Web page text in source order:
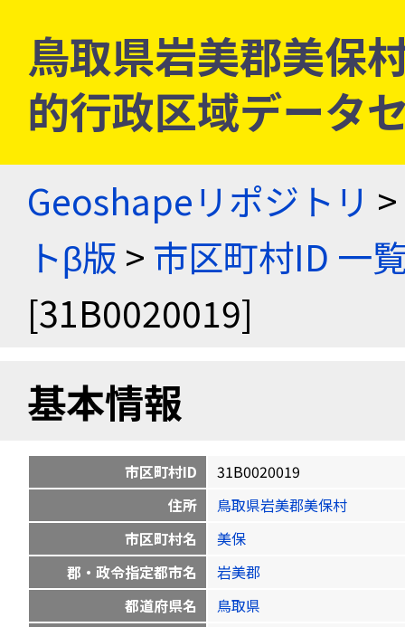
鳥取県岩美郡美保
的行政区域データ
Geoshapeリポジトリ >
トβ版 > 市区町村ID 一
[31B0020019]
基本情報
市区町村ID
31B0020019
住所
鳥取県岩美郡美保村
市区町村名
美保
郡・政令指定都市名
岩美郡
都道府県名
鳥取県